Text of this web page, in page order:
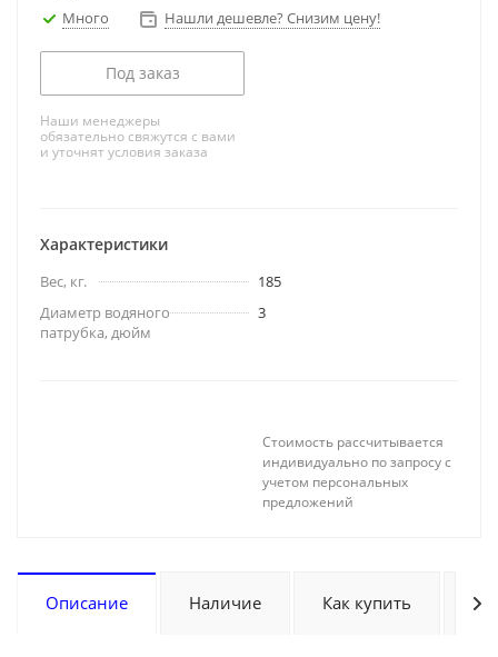
Много Нашли дешевле? Снизим цену!
Под заказ
Наши менеджеры
обязательно свяжутся с вами
и уточнят условия заказа
Характеристики
Вес, кг.
185
Диаметр водяного
патрубка, дюйм
3
Стоимость рассчитывается
индивидуально по запросу с
учетом персональных
предложений
Описание Наличие Как купить